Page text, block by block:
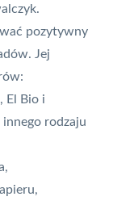
pozytywny
Jej
El Bio i
rodzaju